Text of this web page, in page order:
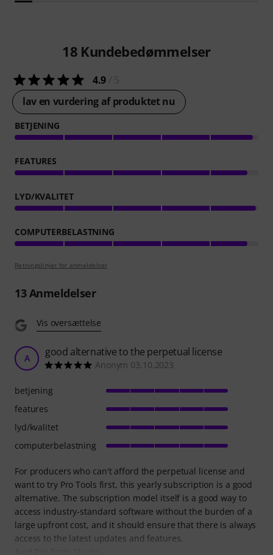
18 Kundebedømmelser
4.9
lav en vurdering af produktet nu
BETJENING
FEATURES
LYD/KVALITET
COMPUTERBELASTNING
Retningslinjer for anmeldelser
13Anmeldelser
Vis oversættelse
A good alternative to the perpetual license
Anonym 03.10.2023
For producers who can't afford the perpetual license and
want to try Pro Tools first, this yearly subscription is a good
alternative. The subscription model itself is a good way to
access industry-standard software without the burden of a
large upfront cost, and it should ensure that there is always
access to the latest updates and features.
betjening
features
lyd/kvalitet
computerbelastning